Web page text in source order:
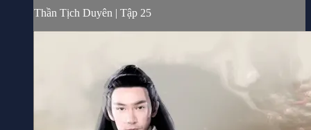
Thần Tịch Duyên | Tập 25